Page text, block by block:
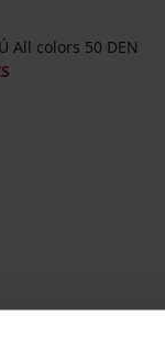
All colors 50 DEN